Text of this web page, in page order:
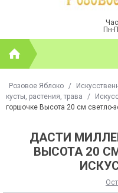
Пн-
Розовое Яблоко /
кусты, растения, трава
/
горшочке Высота 20 см светло-
ДАСТИ
ВЫСОТА 20